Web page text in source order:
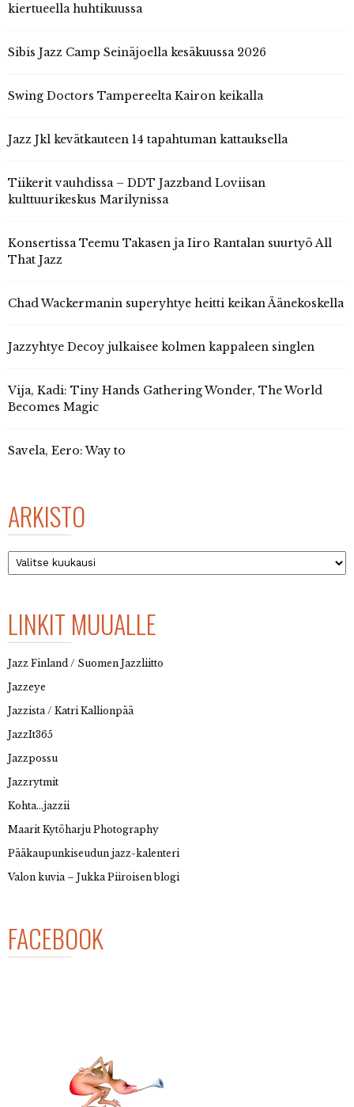
kiertueella huhtikuussa
Sibis Jazz Camp Seinäjoella kesäkuussa 2026
Swing Doctors Tampereelta Kairon keikalla
Jazz Jkl kevätkauteen 14 tapahtuman kattauksella
Tiikerit vauhdissa – DDT Jazzband Loviisan
kulttuurikeskus Marilynissa
Konsertissa Teemu Takasen ja Iiro Rantalan suurtyö All
That Jazz
Chad Wackermanin superyhtye heitti keikan Äänekoskella
Jazzyhtye Decoy julkaisee kolmen kappaleen singlen
Vija, Kadi: Tiny Hands Gathering Wonder, The World
Becomes Magic
Savela, Eero: Way to
ARKISTO
Arkisto
LINKIT MUUALLE
Jazz Finland / Suomen Jazzliitto
Jazzeye
Jazzista / Katri Kallionpää
JazzIt365
Jazzpossu
Jazzrytmit
Kohta…jazzii
Maarit Kytöharju Photography
Pääkaupunkiseudun jazz-kalenteri
Valon kuvia – Jukka Piiroisen blogi
FACEBOOK